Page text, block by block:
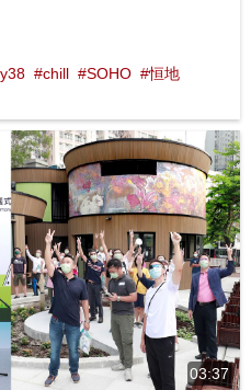
#chill #SOHO #恒地
03:37